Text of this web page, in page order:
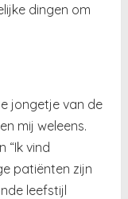
dingen om
jongetje van de
mij weleens.
“Ik vind
patiënten zijn
leefstijl